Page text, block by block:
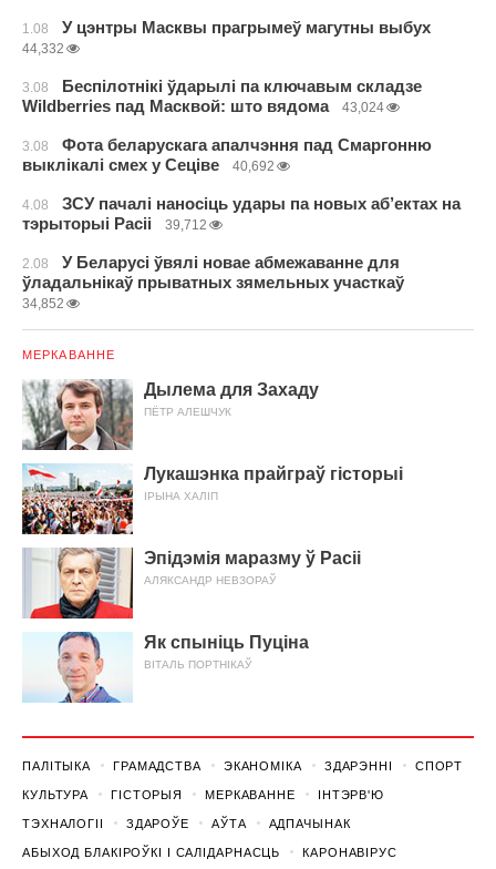
1.08 У цэнтры Масквы прагрымеў магутны выбух
44,332
3.08
Беспілотнікі ўдарылі па ключавым складзе
Wildberries пад Масквой: што вядома
43,024
3.08
Фота беларускага апалчэння пад Смаргонню
выклікалі смех у Сеціве
40,692
4.08
ЗСУ пачалі наносіць удары па новых аб’ектах на
тэрыторыі Расіі
39,712
2.08
У Беларусі ўвялі новае абмежаванне для
ўладальнікаў прыватных зямельных участкаў
34,852
МЕРКАВАННЕ
Дылема для Захаду
ПЁТР АЛЕШЧУК
Лукашэнка прайграў гісторыі
ІРЫНА ХАЛІП
Эпідэмія маразму ў Расіі
АЛЯКСАНДР НЕВЗОРАЎ
Як спыніць Пуціна
ВІТАЛЬ ПОРТНІКАЎ
ПАЛІТЫКА ГРАМАДСТВА ЭКАНОМІКА ЗДАРЭННI СПОРТ
КУЛЬТУРА ГІСТОРЫЯ МЕРКАВАННЕ ІНТЭРВ'Ю
ТЭХНАЛОГІІ ЗДАРОЎЕ АЎТА АДПАЧЫНАК
АБЫХОД БЛАКІРОЎКІ І САЛІДАРНАСЦЬ КАРОНАВІРУС